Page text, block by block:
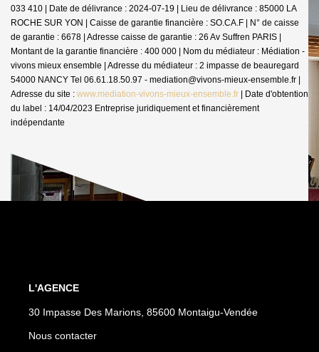
033 410 | Date de délivrance : 2024-07-19 | Lieu de délivrance : 85000 LA
ROCHE SUR YON | Caisse de garantie financière : SO.CA.F | N° de caisse
de garantie : 6678 | Adresse caisse de garantie : 26 Av Suffren PARIS |
Montant de la garantie financière : 400 000 | Nom du médiateur : Médiation -
vivons mieux ensemble | Adresse du médiateur : 2 impasse de beauregard
54000 NANCY Tel 06.61.18.50.97 - mediation@vivons-mieux-ensemble.fr |
Adresse du site : www.mediation-vivons-mieux-ensemble.fr | Date d'obtention
du label : 14/04/2023 Entreprise juridiquement et financièrement
indépendante
L'AGENCE
30 Impasse Des Marions, 85600 Montaigu-Vendée
Nous contacter